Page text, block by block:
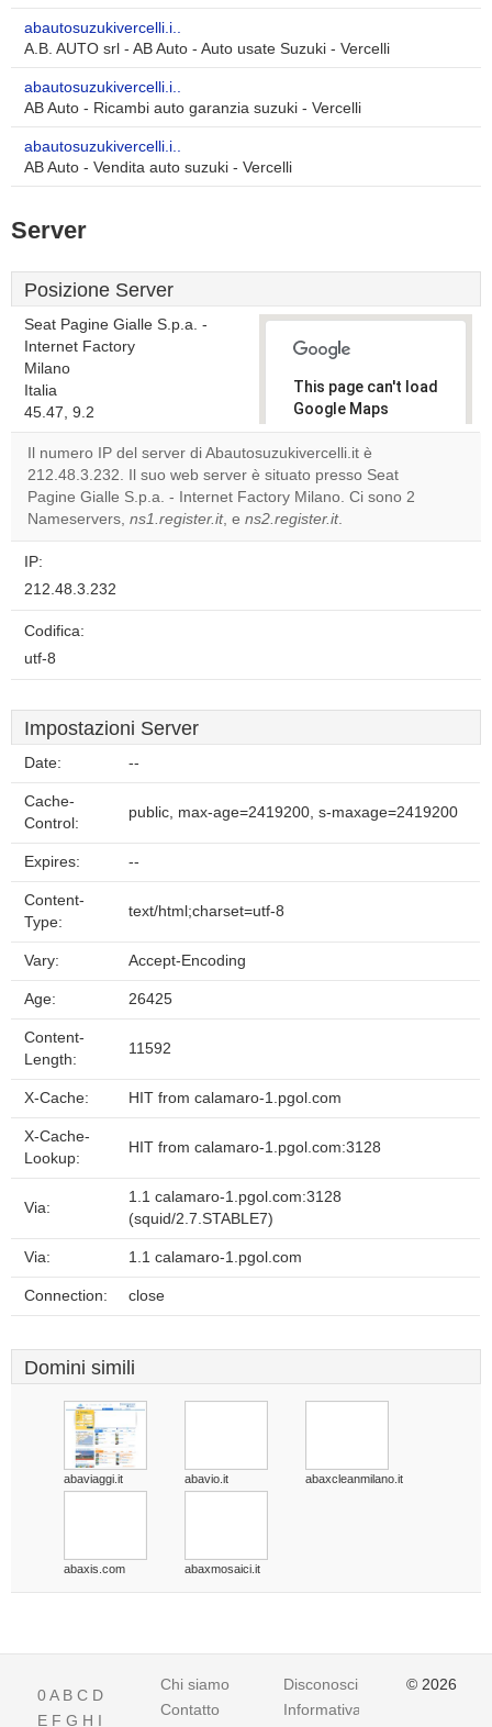
abautosuzukivercelli.i..
A.B. AUTO srl - AB Auto - Auto usate Suzuki - Vercelli
abautosuzukivercelli.i..
AB Auto - Ricambi auto garanzia suzuki - Vercelli
abautosuzukivercelli.i..
AB Auto - Vendita auto suzuki - Vercelli
Server
Posizione Server
Seat Pagine Gialle S.p.a. -
Internet Factory
Milano
Italia
45.47, 9.2
This page can't load
Google Maps
correctly.
Do you
own this
website?
Il numero IP del server di Abautosuzukivercelli.it è
212.48.3.232. Il suo web server è situato presso Seat
Pagine Gialle S.p.a. - Internet Factory Milano. Ci sono 2
Nameservers, ns1.register.it, e ns2.register.it.
IP:
212.48.3.232
Codifica:
utf-8
Impostazioni Server
Date: --
Cache-
Control:
public, max-age=2419200, s-maxage=2419200
Expires: --
Content-
Type:
text/html;charset=utf-8
Vary: Accept-Encoding
Age: 26425
Content-
Length:
11592
X-Cache: HIT from calamaro-1.pgol.com
X-Cache-
Lookup:
HIT from calamaro-1.pgol.com:3128
Via:
1.1 calamaro-1.pgol.com:3128
(squid/2.7.STABLE7)
Via: 1.1 calamaro-1.pgol.com
Connection: close
Domini simili
abaviaggi.it abavio.it abaxcleanmilano.it
abaxis.com abaxmosaici.it
0A B C D
E F G H I
Chi siamo
Contatto
Disconoscimento
Informativa
© 2026